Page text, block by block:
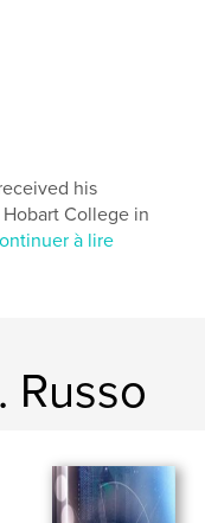
his
College in
à lire
Russo